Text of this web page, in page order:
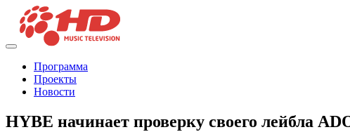
Программа
Проекты
Новости
HYBE начинает проверку своего лейбла